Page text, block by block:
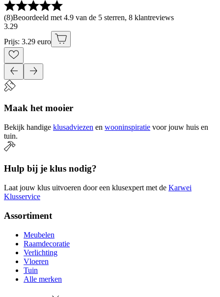
(8)Beoordeeld met 4.9 van de 5 sterren, 8 klantreviews
3.29
Prijs: 3.29 euro
Maak het mooier
Bekijk handige klusadviezen en wooninspiratie voor jouw huis en
tuin.
Hulp bij je klus nodig?
Laat jouw klus uitvoeren door een klusexpert met de Karwei
Klusservice
Assortiment
Meubelen
Raamdecoratie
Verlichting
Vloeren
Tuin
Alle merken